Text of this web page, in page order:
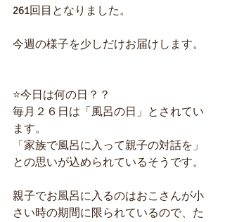
261回目となりました。
今週の様子を少しだけお届けします。
⭐️今日は何の日？？
毎月２６日は「風呂の日」とされてい
ます。
「家族で風呂に入って親子の対話を」
との思いが込められているそうです。
親子でお風呂に入るのはおこさんが小
さい時の期間に限られているので、た